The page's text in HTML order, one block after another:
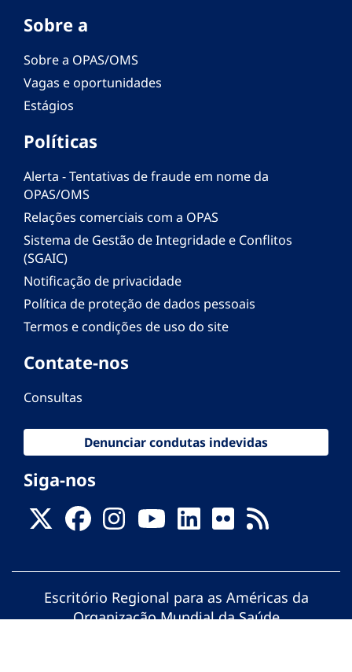
Sobre a
Sobre a OPAS/OMS
Vagas e oportunidades
Estágios
Políticas
Alerta - Tentativas de fraude em nome da
OPAS/OMS
Relações comerciais com a OPAS
Sistema de Gestão de Integridade e Conflitos
(SGAIC)
Notificação de privacidade
Política de proteção de dados pessoais
Termos e condições de uso do site
Contate-nos
Consultas
Denunciar condutas indevidas
Siga-nos
Escritório Regional para as Américas da
Organização Mundial da Saúde